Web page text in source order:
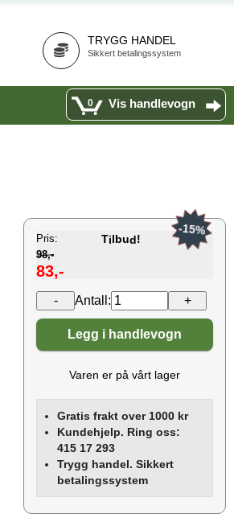
TRYGG HANDEL
Sikkert betalingssystem
0 Vis handlevogn
Pris: Tilbud!
98,-
83,-
-15%
Antall:
Legg i handlevogn
Varen er på vårt lager
Gratis frakt over 1000 kr
Kundehjelp. Ring oss:
415 17 293
Trygg handel. Sikkert
betalingssystem